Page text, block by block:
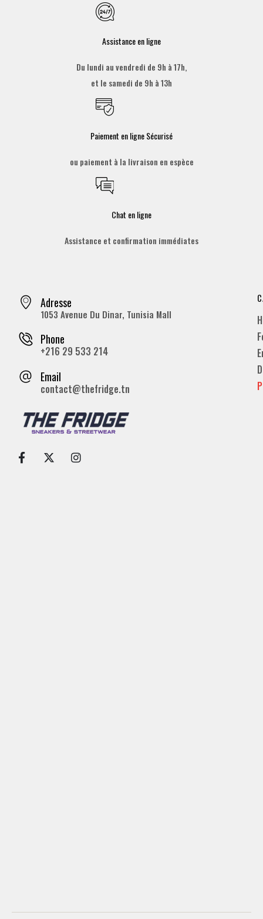
Assistance en ligne
Du lundi au vendredi de 9h à 17h,
et le samedi de 9h à 13h
Paiement en ligne Sécurisé
ou paiement à la livraison en espèce
Chat en ligne
Assistance et confirmation immédiates
Adresse
1053 Avenue Du Dinar, Tunisia Mall
Phone
+216 29 533 214
Email
contact@thefridge.tn